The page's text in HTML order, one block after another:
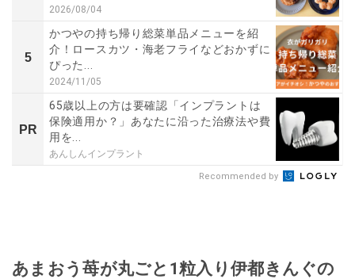
2026/08/04
5
かつやの持ち帰り総菜単品メニューを紹
介！ロースカツ・海老フライなどおかずに
ぴった...
2024/11/05
PR
65歳以上の方は要確認「インプラントは
保険適用か？」あなたに沿った治療法や費
用を...
あんしんインプラント
Recommended by
あまおう苺が丸ごと1粒入り伊都きんぐの